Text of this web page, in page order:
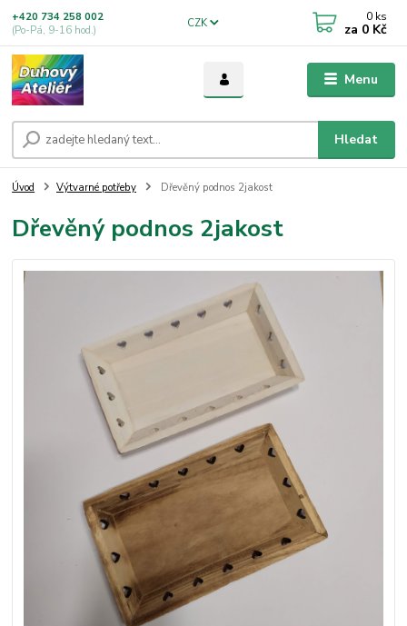
Menu
CZK
Hledat
+420 734 258 002
(Po-Pá, 9-16 hod.)
0 ks
za 0 Kč
Úvod Výtvarné potřeby Dřevěný podnos 2jakost
Dřevěný podnos 2jakost